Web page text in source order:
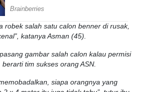
robek salah satu calon benner di rusak,
katanya Asman (45).
gambar salah calon kalau permisi
tim sukses orang ASN.
siapa orangnya yang